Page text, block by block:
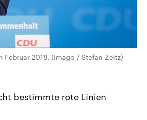
Februar 2018. (imago / Stefan Zeitz)
bestimmte rote Linien